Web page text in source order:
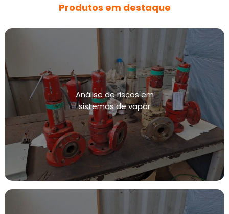
Produtos em destaque
Análise de riscos em
sistemas de vapor